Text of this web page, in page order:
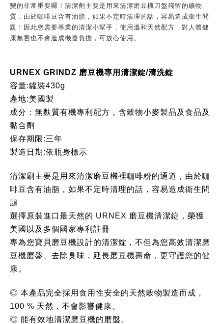
變的非常重要囉！清潔劑主要是用來清潔磨豆機刀盤殘留的礦物
質，由於咖啡豆含有油脂，如果不定時清理的話，容易造成衛生問
題！因此您需要專業的清潔小幫手，使用溫和天然配方，對人體健
康無害也不會造成機器負擔，可放心使用。
URNEX GRINDZ 磨豆機專用清潔錠/清洗錠
容量:罐裝430g
產地:美國製
成分：無麩質有機專利配方，含穀物小麥製品及食品及
黏合劑
保存期限:三年
製造日期:依瓶身標示
清潔刷主要是用來清潔磨豆機裡咖啡粉的通道，由於咖
啡豆含有油脂，如果不定時清理的話，容易造成衛生問
題
選擇原裝進口最天然的 URNEX 磨豆機清潔錠，榮獲
美國以及多個國家專利註冊
專為您寶貝磨豆機設計的清潔錠，不但為您高效清潔磨
豆機磨盤、去除臭味，延長磨豆機壽命，更守護您的健
康。
◎ 本產品完全採用食用性安全的天然穀物製造而成，
100 % 天然，不會影響健康。
◎ 能有效地清潔磨豆機的磨盤。